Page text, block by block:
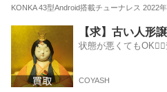
KONKA 43型Android搭載チューナレス 2022
小樽駅 テレビ
【求】古い人形
状態が悪くても
COYASH